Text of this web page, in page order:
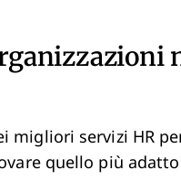
migliori servizi HR
quello più